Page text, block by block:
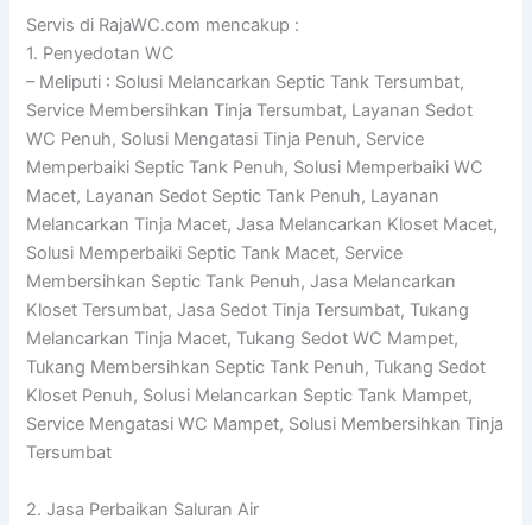
Servis di RajaWC.com mencakup :
1. Penyedotan WC
– Meliputi : Solusi Melancarkan Septic Tank Tersumbat,
Service Membersihkan Tinja Tersumbat, Layanan Sedot
WC Penuh, Solusi Mengatasi Tinja Penuh, Service
Memperbaiki Septic Tank Penuh, Solusi Memperbaiki WC
Macet, Layanan Sedot Septic Tank Penuh, Layanan
Melancarkan Tinja Macet, Jasa Melancarkan Kloset Macet,
Solusi Memperbaiki Septic Tank Macet, Service
Membersihkan Septic Tank Penuh, Jasa Melancarkan
Kloset Tersumbat, Jasa Sedot Tinja Tersumbat, Tukang
Melancarkan Tinja Macet, Tukang Sedot WC Mampet,
Tukang Membersihkan Septic Tank Penuh, Tukang Sedot
Kloset Penuh, Solusi Melancarkan Septic Tank Mampet,
Service Mengatasi WC Mampet, Solusi Membersihkan Tinja
Tersumbat
2. Jasa Perbaikan Saluran Air